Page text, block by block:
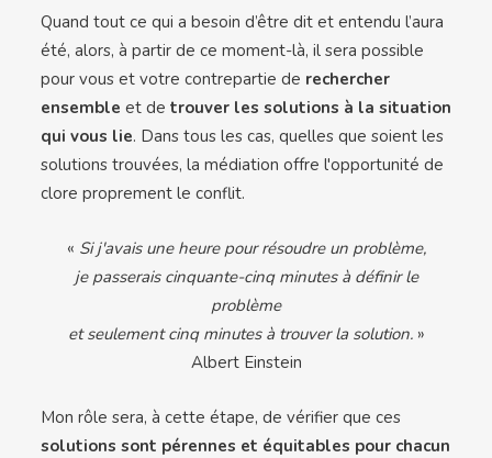
Quand tout ce qui a besoin d’être dit et entendu l’aura
été, alors, à partir de ce moment-là, il sera possible
pour vous et votre contrepartie de rechercher
ensemble et de trouver les solutions à la situation
qui vous lie. Dans tous les cas, quelles que soient les
solutions trouvées, la médiation offre l'opportunité de
clore proprement le conflit.
« Si j'avais une heure pour résoudre un problème,
je passerais cinquante-cinq minutes à définir le
problème
et seulement cinq minutes à trouver la solution.»
Albert Einstein
Mon rôle sera, à cette étape, de vérifier que ces
solutions sont pérennes et équitables pour chacun